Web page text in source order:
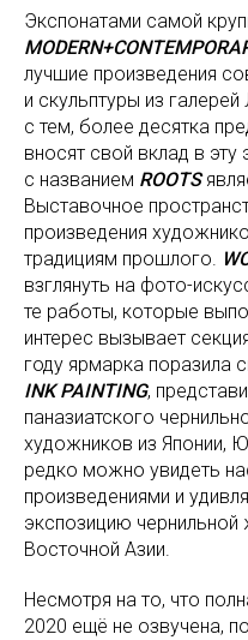
Экспонатами самой
лучшие произведения
и скульптуры из
с тем, более десятка
вносят свой вклад в
с названием ROOTS
Выставочное
произведения
традициям прошлого.
взглянуть на фото-
те работы, которые
интерес вызывает
году ярмарка поразила
INK PAINTING,
паназиатского
художников из Японии,
редко можно увидеть
произведениями и
экспозицию
Восточной Азии.
Несмотря на то, что
2020 ещё не озвучена,